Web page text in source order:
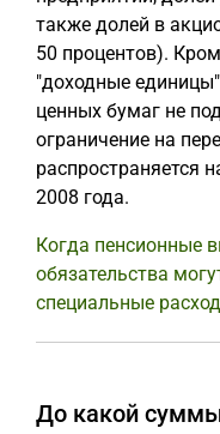
также долей в
50 процентов).
"доходные
ценных бумаг не
ограничение на
распространяется
2008 года.
Когда пенсионные
обязательства
специальные
До какой